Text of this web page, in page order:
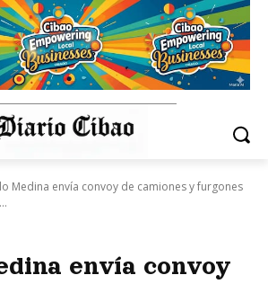
Medina envía convoy de camiones y furgones
envía convoy